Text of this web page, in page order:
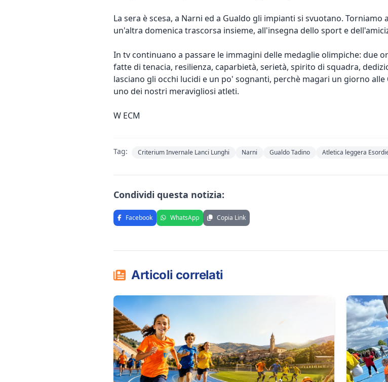
La sera è scesa, a Narni ed a Gualdo gli impianti si svuotano. Torniamo
un'altra domenica trascorsa insieme, all'insegna dello sport e
In tv continuano a passare le immagini delle medaglie olimpiche: due
fatte di tenacia, resilienza, caparbietà, serietà, spirito di squadra,
lasciano gli occhi lucidi e un po' sognanti, perchè magari un giorno
uno dei nostri meravigliosi atleti.
W ECM
Tag: Criterium Invernale Lanci Lunghi Narni Gualdo Tadino Atletica leggera
Condividi questa notizia:
Facebook WhatsApp Copia Link
Articoli correlati